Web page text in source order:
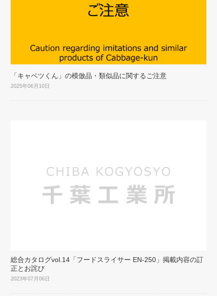
「キャベツくん」の模倣品・類似品に関するご注意
2025年06月10日
総合カタログvol.14「フードスライサー EN-250」掲載内容の訂
正とお詫び
2023年07月06日